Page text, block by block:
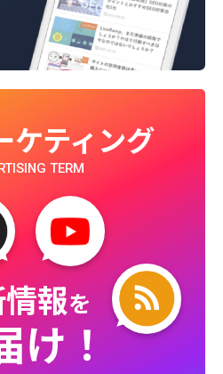
ケティング
TERM
報を
け！